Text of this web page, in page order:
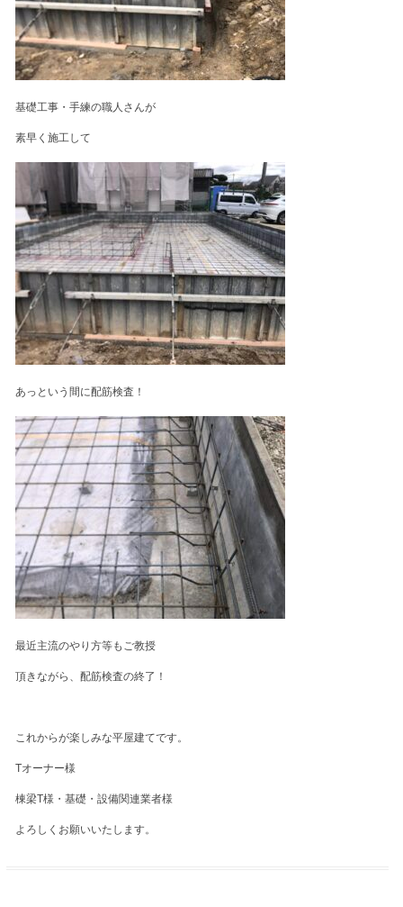
基礎工事・手練の職人さんが
素早く施工して
あっという間に配筋検査！
最近主流のやり方等もご教授
頂きながら、配筋検査の終了！
これからが楽しみな平屋建てです。
Tオーナー様
棟梁T様・基礎・設備関連業者様
よろしくお願いいたします。